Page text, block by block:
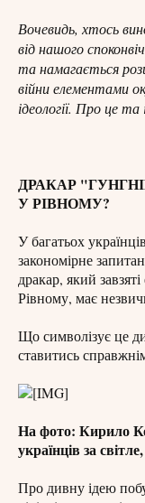
Вочевидь, хтось
від нашого
та намагається
війни елементами
ідеології. Про це
ДРАКАР
У РІВНОМУ?
У багатьох
закономірне
дракар, який
Рівному, має
Що символізує це
ставитись
На фото: Кирило
українців за
Про дивну ідею